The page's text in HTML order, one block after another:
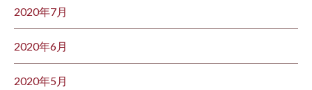
2020年7月
2020年6月
2020年5月